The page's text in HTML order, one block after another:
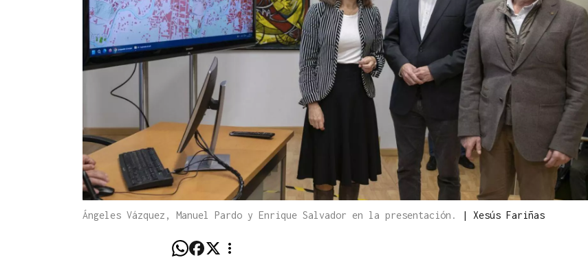
Ángeles Vázquez, Manuel Pardo y Enrique Salvador en la presentación. | Xesús Fariñas